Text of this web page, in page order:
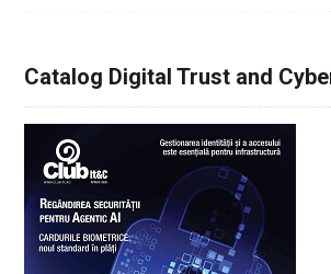
Catalog Digital Trust and